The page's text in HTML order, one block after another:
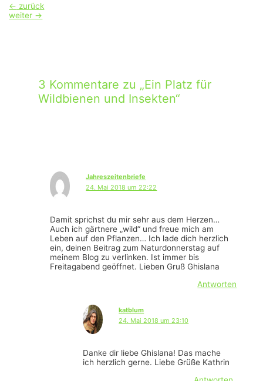
Beitragsnavigation
← zurück
weiter →
3 Kommentare zu „Ein Platz für
Wildbienen und Insekten“
Jahreszeitenbriefe
24. Mai 2018 um 22:22
Damit sprichst du mir sehr aus dem Herzen…
Auch ich gärtnere „wild“ und freue mich am
Leben auf den Pflanzen… Ich lade dich herzlich
ein, deinen Beitrag zum Naturdonnerstag auf
meinem Blog zu verlinken. Ist immer bis
Freitagabend geöffnet. Lieben Gruß Ghislana
Antworten
katblum
24. Mai 2018 um 23:10
Danke dir liebe Ghislana! Das mache
ich herzlich gerne. Liebe Grüße Kathrin